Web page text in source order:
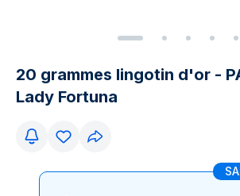
20 grammes lingotin d'or -
Lady Fortuna